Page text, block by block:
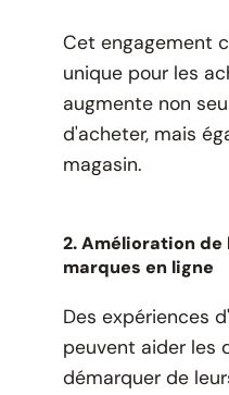
Cet engagement
unique pour les
augmente non
d'acheter, mais
magasin.
2. Amélioration
marques en ligne
Des expériences
peuvent aider les
démarquer de